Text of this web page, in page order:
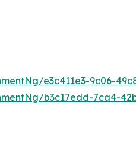
e3c411e3-9c06-
b3c17edd-7ca4-